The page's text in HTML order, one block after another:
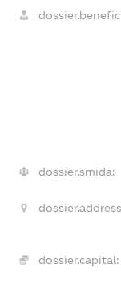
dossier.smida:
dossier.capital: